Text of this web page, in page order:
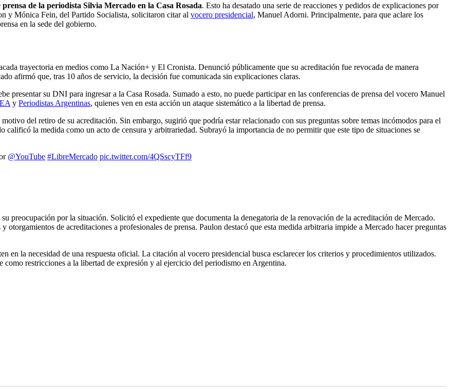
de la periodista Silvia Mercado en la Casa Rosada. Esto ha desatado una serie de reacciones y pedidos de explicaciones por
y Mónica Fein, del Partido Socialista, solicitaron citar al vocero presidencial, Manuel Adorni. Principalmente, para que aclare los
en la sede del gobierno.
trayectoria en medios como La Nación+ y El Cronista. Denunció públicamente que su acreditación fue revocada de manera
afirmó que, tras 10 años de servicio, la decisión fue comunicada sin explicaciones claras.
presentar su DNI para ingresar a la Casa Rosada. Sumado a esto, no puede participar en las conferencias de prensa del vocero Manuel
y Periodistas Argentinas, quienes ven en esta acción un ataque sistemático a la libertad de prensa.
del retiro de su acreditación. Sin embargo, sugirió que podría estar relacionado con sus preguntas sobre temas incómodos para el
calificó la medida como un acto de censura y arbitrariedad. Subrayó la importancia de no permitir que este tipo de situaciones se
@YouTube #LibreMercado pic.twitter.com/4QSscyTFf9
preocupación por la situación. Solicitó el expediente que documenta la denegatoria de la renovación de la acreditación de Mercado.
otorgamientos de acreditaciones a profesionales de prensa. Paulon destacó que esta medida arbitraria impide a Mercado hacer preguntas
en la necesidad de una respuesta oficial. La citación al vocero presidencial busca esclarecer los criterios y procedimientos utilizados.
como restricciones a la libertad de expresión y al ejercicio del periodismo en Argentina.